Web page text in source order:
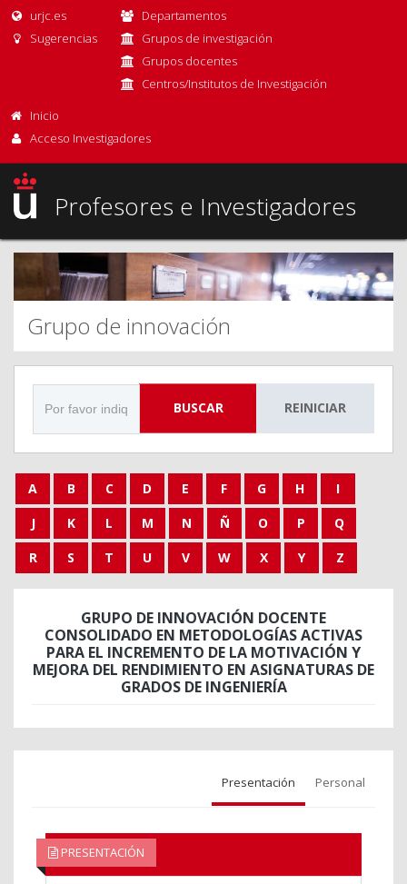
urjc.es
Sugerencias
Departamentos
Grupos de investigación
Grupos docentes
Centros/Institutos de Investigación
Inicio
Acceso Investigadores
Profesores e Investigadores
Grupo de innovación
BUSCAR REINICIAR
A B C D E F G H
I
J
K L M N Ñ O P
Q
R
S T U V W X Y Z
GRUPO DE INNOVACIÓN DOCENTE
CONSOLIDADO EN METODOLOGÍAS ACTIVAS
PARA EL INCREMENTO DE LA MOTIVACIÓN Y
MEJORA DEL RENDIMIENTO EN ASIGNATURAS DE
GRADOS DE INGENIERÍA
Presentación Personal
PRESENTACIÓN